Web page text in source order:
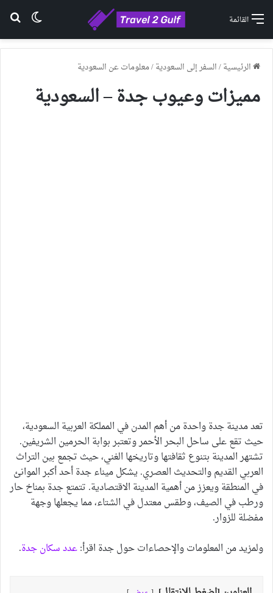
القائمة
الرئيسية/السفر إلى السعودية/معلومات عن السعودية
مميزات وعيوب جدة – السعودية
تعد مدينة جدة واحدة من أهم المدن في المملكة العربية السعودية،
حيث تقع على ساحل البحر الأحمر وتعتبر بوابة الحرمين الشريفين.
تشتهر المدينة بتنوع ثقافتها وتاريخها الغني، حيث تجمع بين التراث
العربي القديم والتحديث العصري. يشكل ميناء جدة أحد أكبر الموانئ
في المنطقة ويعزز من أهمية المدينة الاقتصادية. تتمتع جدة بمناخ حار
ورطب في الصيف، وطقس معتدل في الشتاء، مما يجعلها وجهة
مفضلة للزوار.
ولمزيد من المعلومات والإحصاءات حول جدة اقرأ:عدد سكان جدة.